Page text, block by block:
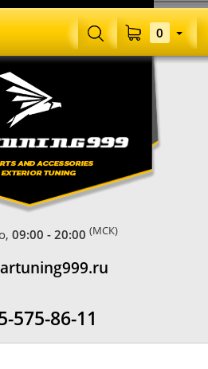
09:00 - 20:00 (МСК)
575-86-11
0